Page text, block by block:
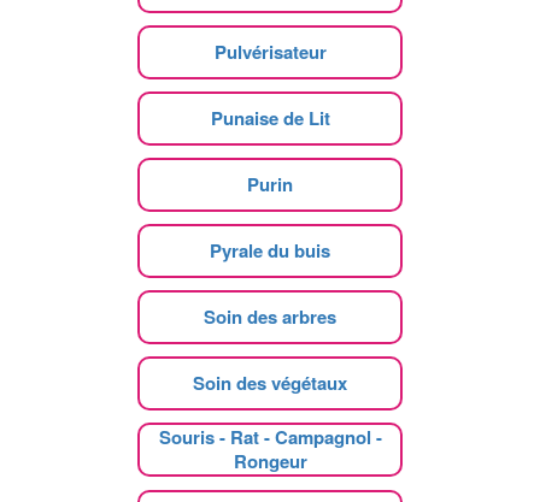
Pulvérisateur
Punaise de Lit
Purin
Pyrale du buis
Soin des arbres
Soin des végétaux
Souris - Rat - Campagnol -
Rongeur